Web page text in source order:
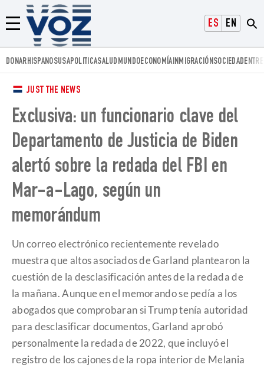
ESPAÑOLENGLISH
Menú
Voz.us
DONARHISPANOSUSAPOLITICASALUD MUNDOECONOMÍAINMIGRACIÓNSOCIEDAD
JUST THE NEWS
Exclusiva: un funcionario clave del
Departamento de Justicia de Biden
alertó sobre la redada del FBI en
Mar-a-Lago, según un
memorándum
Un correo electrónico recientemente revelado
muestra que altos asociados de Garland plantearon la
cuestión de la desclasificación antes de la redada de
la mañana. Aunque en el memorando se pedía a los
abogados que comprobaran si Trump tenía autoridad
para desclasificar documentos, Garland aprobó
personalmente la redada de 2022, que incluyó el
registro de los cajones de la ropa interior de Melania